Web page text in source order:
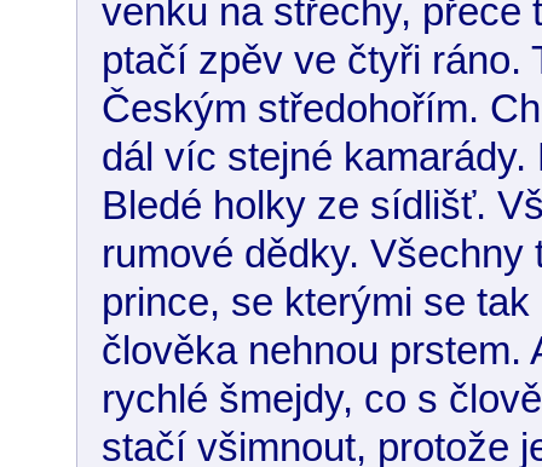
venku na střechy, přece
ptačí zpěv ve čtyři ráno.
Českým středohořím.
dál víc stejné
Bledé holky ze sídlišť.
rumové dědky.
prince, se kterými se
člověka nehnou prstem.
rychlé šmejdy, co s
stačí všimnout, protože